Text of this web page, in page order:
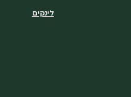
לינקים